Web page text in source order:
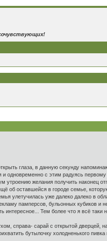
глаза, в данную секунду
одновременно с этим радуясь
желания получить наконец
оставшейся в городе семье,
улетучилась уже далеко далеко в
памперсов, бульонных кубиков
интересное... Тем более что я всё
справа- сарай с открытой дверцей,
бутылочку холодненького